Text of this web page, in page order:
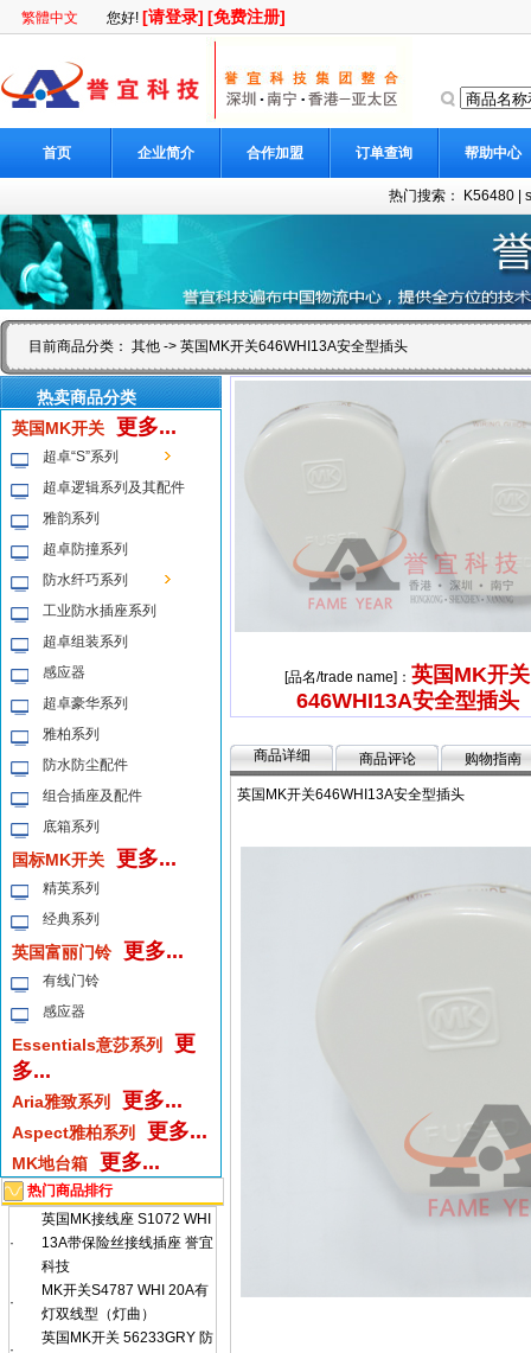
繁體中文 您好! [请登录] [免费注册]
首页 企业简介 合作加盟 订单查询 帮助中心
热门搜索： K56480
目前商品分类： 其他 -> 英国MK开关646WHI13A安全型插头
热卖商品分类
英国MK开关
更多...
超卓“S”系列
超卓逻辑系列及其配件
雅韵系列
超卓防撞系列
防水纤巧系列
工业防水插座系列
超卓组装系列
感应器
超卓豪华系列
雅柏系列
防水防尘配件
组合插座及配件
底箱系列
国标MK开关 更多...
精英系列
经典系列
英国富丽门铃 更多...
有线门铃
感应器
Essentials意莎系列
更
多...
Aria雅致系列 更多...
Aspect雅柏系列 更多...
MK地台箱 更多...
热门商品排行
·
英国MK接线座 S1072 WHI
13A带保险丝接线插座 誉宜
科技
·
MK开关S4787 WHI 20A有
灯双线型（灯曲）
·
英国MK开关 56233GRY 防
[品名/trade name]： 英国MK开关
646WHI13A安全型插头
商品详细 商品评论 购物指南
英国MK开关646WHI13A安全型插头